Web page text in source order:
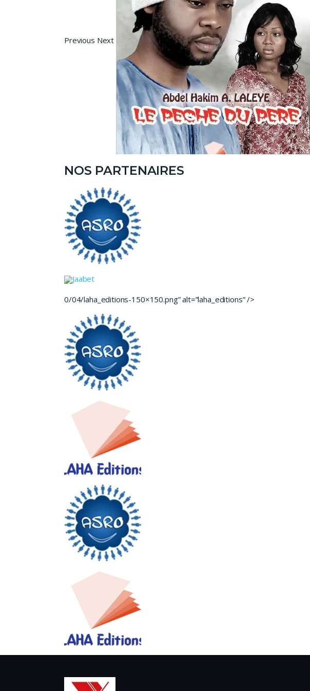
Previous Next
NOS PARTENAIRES
Jaabet
0/04/laha_editions-150×150.png” alt=”laha_editions” />